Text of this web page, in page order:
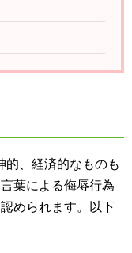
的、経済的なものも
葉による侮辱行為
められます。以下